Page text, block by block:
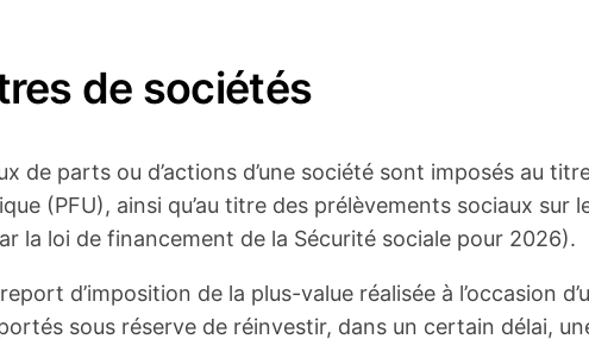
de sociétés
de parts ou d’actions d’une société sont imposés au
(PFU), ainsi qu’au titre des prélèvements sociaux sur
la loi de financement de la Sécurité sociale pour 2026).
d’imposition de la plus-value réalisée à l’occasion
sous réserve de réinvestir, dans un certain délai,